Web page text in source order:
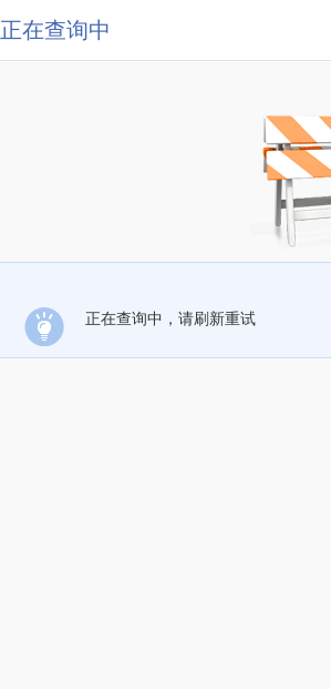
正在查询中
正在查询中，请刷新重试